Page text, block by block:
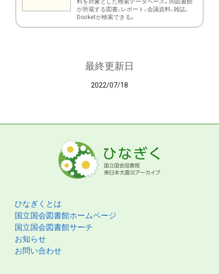
料を対象とした検索データベース。同図書館
が所蔵する図書、レポート、会議資料、雑誌、
Docketが検索できる。
最終更新日
2022/07/18
ひなぎくとは
国立国会図書館ホームページ
国立国会図書館サーチ
お知らせ
お問い合わせ